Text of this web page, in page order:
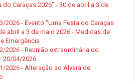
do Caraças 2026” - 30 de abril a 3 de
2026 - Evento “Uma Festa do Caraças
abril a 3 de maio 2026 - Medidas de
Emergência
2026 - Reunião extraordinária do
20/04/2026
2026 - Alteração ao Alvará de